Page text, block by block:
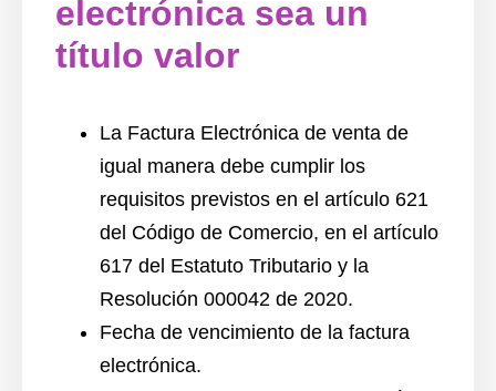
electrónica sea un
título valor
La Factura Electrónica de venta de
igual manera debe cumplir los
requisitos previstos en el artículo 621
del Código de Comercio, en el artículo
617 del Estatuto Tributario y la
Resolución 000042 de 2020.
Fecha de vencimiento de la factura
electrónica.